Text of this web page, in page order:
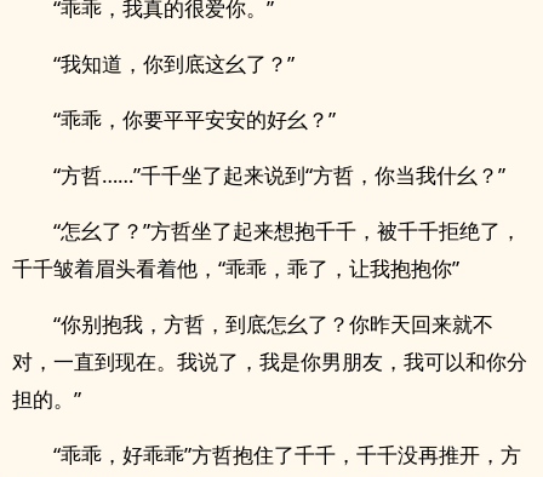
“乖乖，我真的很爱你。”
“我知道，你到底这幺了？”
“乖乖，你要平平安安的好幺？”
“方哲……”千千坐了起来说到“方哲，你当我什幺？”
“怎幺了？”方哲坐了起来想抱千千，被千千拒绝了，
千千皱着眉头看着他，“乖乖，乖了，让我抱抱你”
“你别抱我，方哲，到底怎幺了？你昨天回来就不
对，一直到现在。我说了，我是你男朋友，我可以和你分
担的。”
“乖乖，好乖乖”方哲抱住了千千，千千没再推开，方